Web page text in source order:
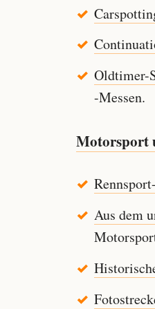
Oldtimer-
-Messen.
Motorsport
Aus dem